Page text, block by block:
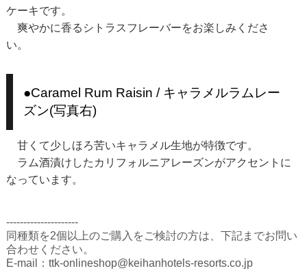
ケーキです。
爽やかに香るシトラスフレーバーをお楽しみくださ
い。
●Caramel Rum Raisin / キャラメルラムレー
ズン(写真右)
甘くて少しほろ苦いキャラメル生地が特徴です。
ラム酒漬けしたカリフォルニアレーズンがアクセントに
なっています。
---------------------
同種類を2個以上のご購入をご検討の方は、下記までお問い
合わせください。
E-mail：ttk-onlineshop@keihanhotels-resorts.co.jp